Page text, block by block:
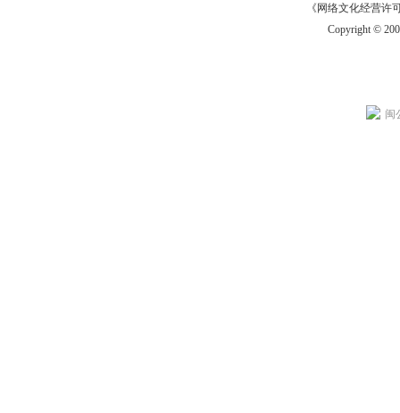
《网络文化经营许
Copyright ©
闽